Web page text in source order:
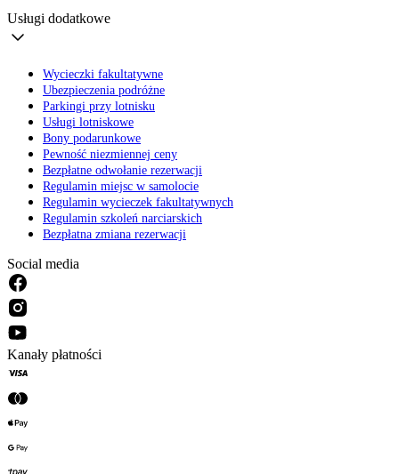
Usługi dodatkowe
Wycieczki fakultatywne
Ubezpieczenia podróżne
Parkingi przy lotnisku
Usługi lotniskowe
Bony podarunkowe
Pewność niezmiennej ceny
Bezpłatne odwołanie rezerwacji
Regulamin miejsc w samolocie
Regulamin wycieczek fakultatywnych
Regulamin szkoleń narciarskich
Bezpłatna zmiana rezerwacji
Social media
Kanały płatności